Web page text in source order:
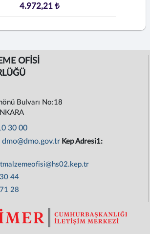
4.972,21 ₺
OFİSİ
Bulvarı No:18
30 00
dmo@dmo.gov.tr Kep Adresi1:
44
28